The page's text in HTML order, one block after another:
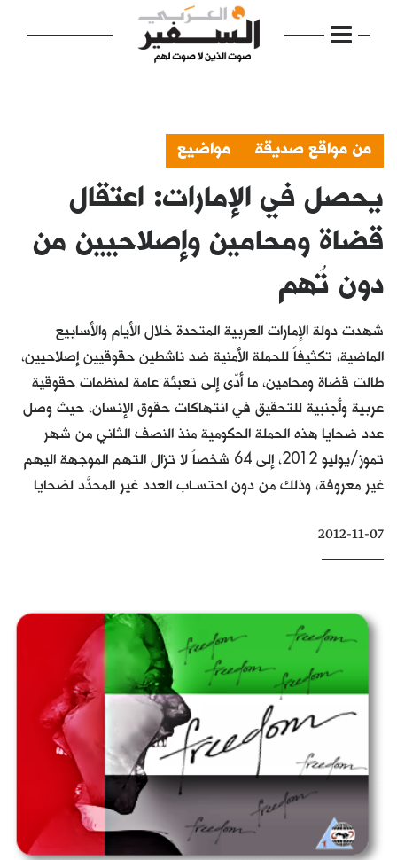
الرئيسية
مواضيع
إفتتاحية
فكرة
دفاتر
بالصورة
كتّابنا
الأرشيف
من مواقع صديقة مواضيع
يحصل في الإمارات: اعتقال
قضاة ومحامين وإصلاحيين من
دون تُهم
شهدت دولة الإمارات العربية المتحدة خلال الأيام والأسابيع
الماضية، تكثيفاً للحملة الأمنية ضد ناشطين حقوقيين إصلاحيين،
طالت قضاة ومحامين، ما أدّى إلى تعبئة عامة لمنظمات حقوقية
عربية وأجنبية للتحقيق في انتهاكات حقوق الإنسان، حيث وصل
عدد ضحايا هذه الحملة الحكومية منذ النصف الثاني من شهر
تموز/يوليو 2012، إلى 64 شخصاً لا تزال التهم الموجهة اليهم
غير معروفة، وذلك من دون احتسـاب العدد غير المحدَّد لضحايا
2012-11-07